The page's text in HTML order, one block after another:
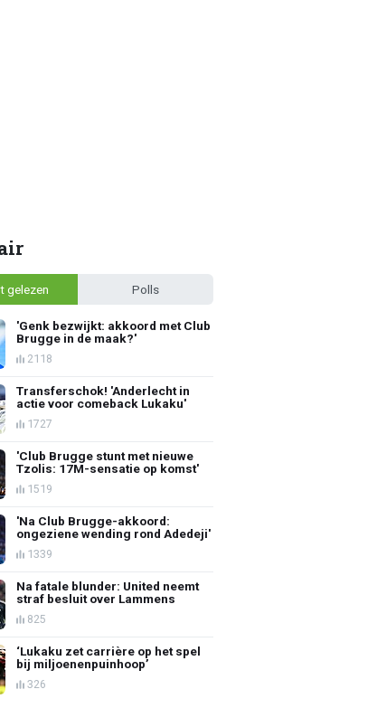
gelezen Polls
'Genk bezwijkt: akkoord met Club
Brugge in de maak?'
2118
Transferschok! 'Anderlecht in
actie voor comeback Lukaku'
1727
'Club Brugge stunt met nieuwe
Tzolis: 17M-sensatie op komst'
1519
'Na Club Brugge-akkoord:
ongeziene wending rond Adedeji'
1339
Na fatale blunder: United neemt
straf besluit over Lammens
825
‘Lukaku zet carrière op het spel
bij miljoenenpuinhoop’
326